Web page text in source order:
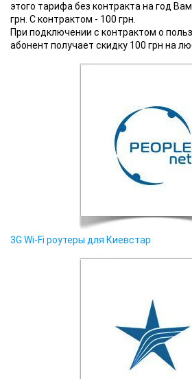
этого тарифа без контракта на год
грн. С контрактом - 100 грн.
При подключении с контрактом о
абонент получает скидку 100 грн на
3G Wi-Fi роутеры для Киевстар